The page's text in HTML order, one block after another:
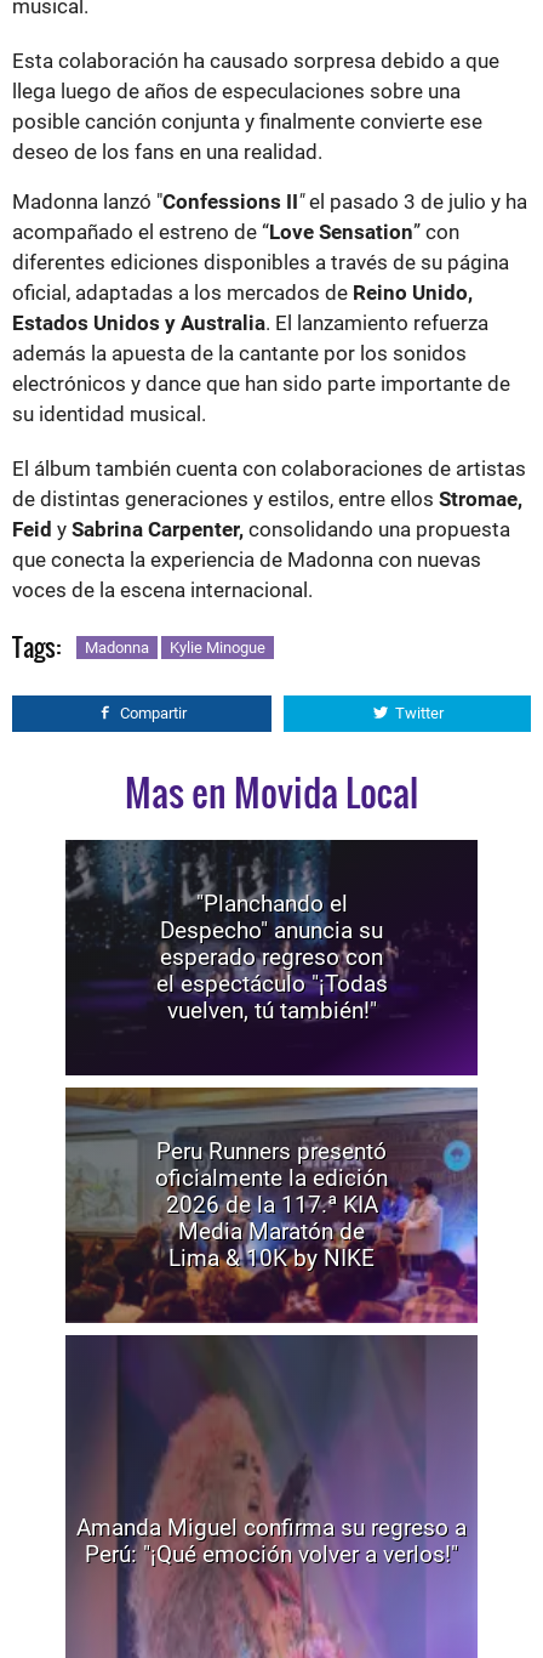
musical.
Esta colaboración ha causado sorpresa debido a que
llega luego de años de especulaciones sobre una
posible canción conjunta y finalmente convierte ese
deseo de los fans en una realidad.
Madonna lanzó "Confessions II"el pasado 3 de julio y ha
acompañado el estreno de “Love Sensation” con
diferentes ediciones disponibles a través de su página
oficial, adaptadas a los mercados de Reino Unido,
Estados Unidos y Australia. El lanzamiento refuerza
además la apuesta de la cantante por los sonidos
electrónicos y dance que han sido parte importante de
su identidad musical.
El álbum también cuenta con colaboraciones de artistas
de distintas generaciones y estilos, entre ellos Stromae,
Feid y Sabrina Carpenter, consolidando una propuesta
que conecta la experiencia de Madonna con nuevas
voces de la escena internacional.
Tags: Madonna Kylie Minogue
Compartir Twitter
Mas en Movida Local
"Planchando el
Despecho" anuncia su
esperado regreso con
el espectáculo "¡Todas
vuelven, tú también!"
Peru Runners presentó
oficialmente la edición
2026 de la 117.ª KIA
Media Maratón de
Lima & 10K by NIKE
Amanda Miguel confirma su regreso a
Perú: "¡Qué emoción volver a verlos!"